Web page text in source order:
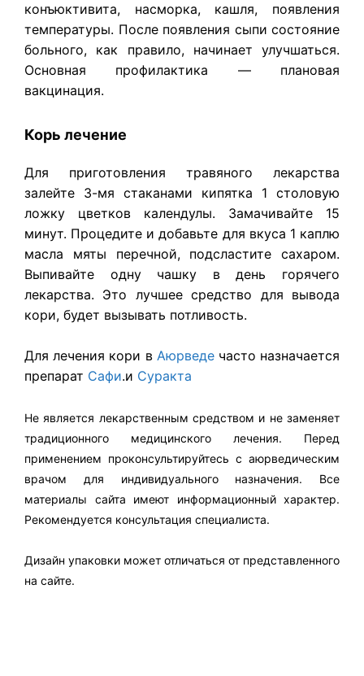
конъюктивита, насморка, кашля, появления
температуры. После появления сыпи состояние
больного, как правило, начинает улучшаться.
Основная
профилактика — плановая
вакцинация.
Корь лечение
Для приготовления травяного лекарства
залейте 3-мя стаканами кипятка 1 столовую
ложку цветков календулы. Замачивайте 15
минут. Процедите и добавьте для вкуса 1 каплю
масла мяты перечной, подсластите сахаром.
Выпивайте одну чашку в день горячего
лекарства. Это лучшее средство для вывода
кори, будет вызывать потливость.
Для лечения кори в Аюрведечасто назначается
препарат Сафи.и Суракта
Не является лекарственным средством и не заменяет
традиционного медицинского лечения. Перед
применением проконсультируйтесь с аюрведическим
врачом для индивидуального назначения. Все
материалы сайта имеют информационный характер.
Рекомендуется консультация специалиста.
Дизайн упаковки может отличаться от представленного
на сайте.